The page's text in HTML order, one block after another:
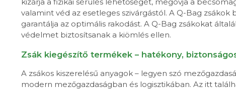
valamint véd az esetleges szivárgástól. A Q-Bag
garantálja az optimális rakodást. A Q-Bag zsákokat
védelmet biztosítsanak a kiömlés ellen.
Zsák kiegészítő termékek – hatékony,
A zsákos kiszerelésű anyagok – legyen szó
modern mezőgazdaságban és logisztikában. Az itt